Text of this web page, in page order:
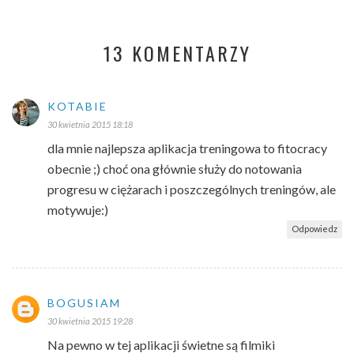
13 KOMENTARZY
KOTABIE
30 kwietnia 2015 18:18
dla mnie najlepsza aplikacja treningowa to fitocracy
obecnie ;) choć ona głównie służy do notowania
progresu w ciężarach i poszczególnych treningów, ale
motywuje:)
Odpowiedz
BOGUSIAM
30 kwietnia 2015 19:28
Na pewno w tej aplikacji świetne są filmiki